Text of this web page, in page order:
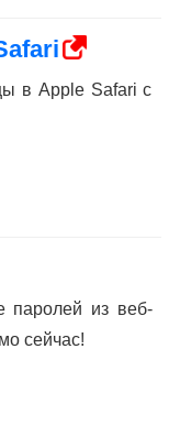
в Apple Safari с
паролей из веб-
сейчас!